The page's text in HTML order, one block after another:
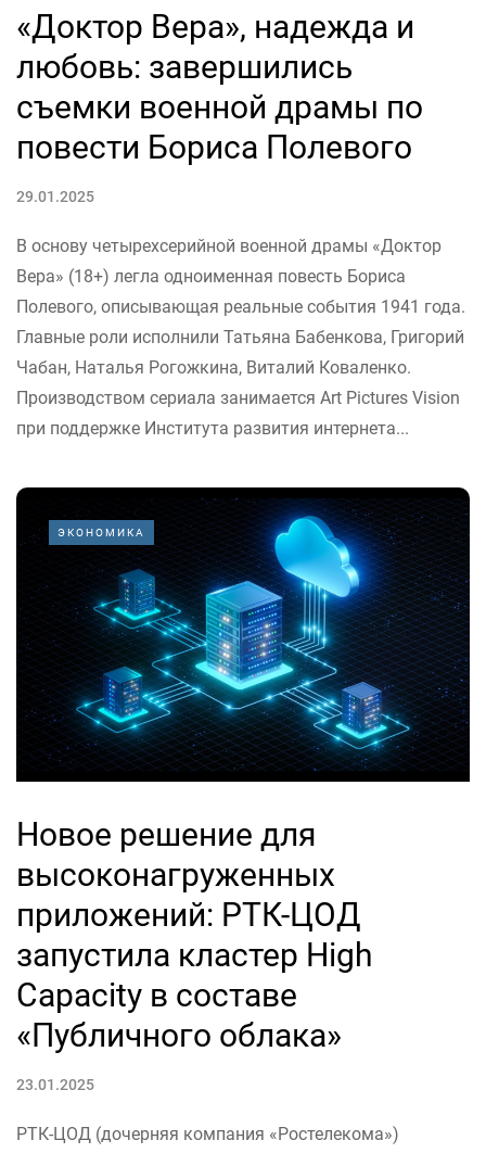
«Доктор Вера», надежда и
любовь: завершились
съемки военной драмы по
повести Бориса Полевого
29.01.2025
В основу четырехсерийной военной драмы «Доктор
Вера» (18+) легла одноименная повесть Бориса
Полевого, описывающая реальные события 1941 года.
Главные роли исполнили Татьяна Бабенкова, Григорий
Чабан, Наталья Рогожкина, Виталий Коваленко.
Производством сериала занимается Art Pictures Vision
при поддержке Института развития интернета...
ЭКОНОМИКА
Новое решение для
высоконагруженных
приложений: РТК-ЦОД
запустила кластер High
Capacity в составе
«Публичного облака»
23.01.2025
РТК-ЦОД (дочерняя компания «Ростелекома»)